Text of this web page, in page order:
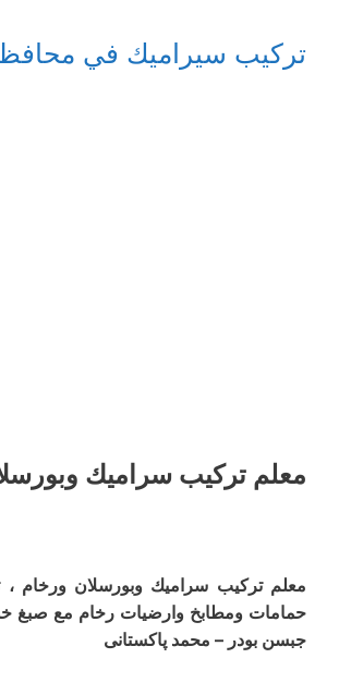
تركيب سيراميك في
معلم ترکیب سرامیك
معلم ترکیب سرامیك وبورسلان ورخام ،
حمامات ومطابخ وارضیات رخام مع صبغ
جبسن بودر – محمد پاکستانی